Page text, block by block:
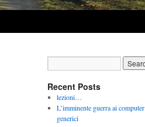
Recent Posts
lezioni…
L’imminente guerra ai computer
generici